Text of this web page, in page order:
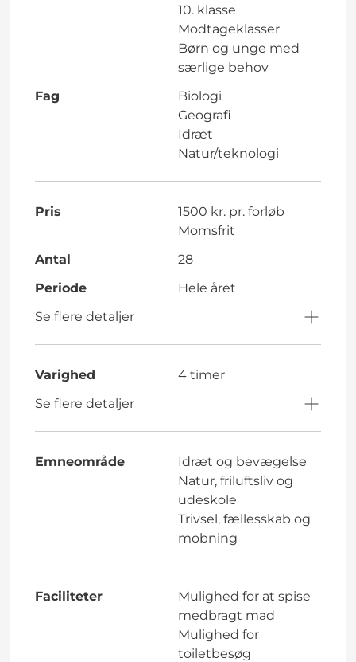
10. klasse
Modtageklasser
Børn og unge med
særlige behov
Fag
Biologi
Geografi
Idræt
Natur/teknologi
Pris
1500 kr. pr. forløb
Momsfrit
Antal
28
Periode
Hele året
Se flere detaljer
Varighed
4 timer
Se flere detaljer
Emneområde
Idræt og bevægelse
Natur, friluftsliv og
udeskole
Trivsel, fællesskab og
mobning
Faciliteter
Mulighed for at spise
medbragt mad
Mulighed for
toiletbesøg